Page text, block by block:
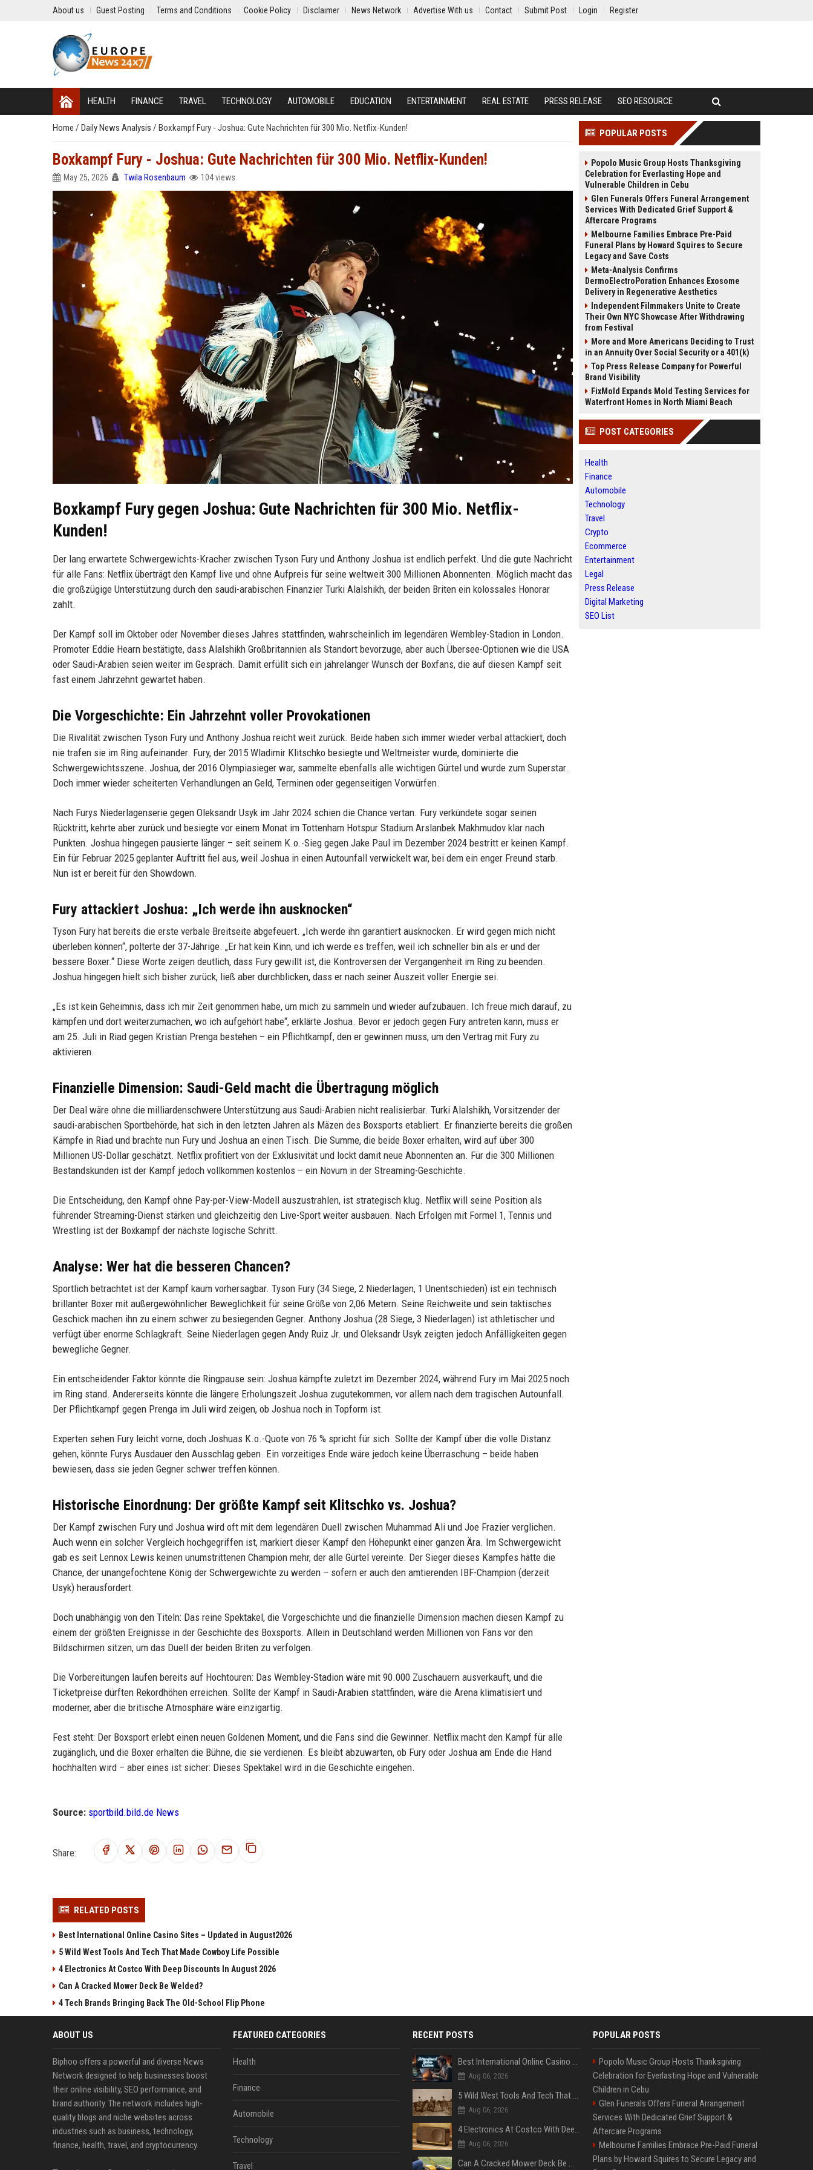
About us Guest Posting Terms and Conditions Cookie Policy Disclaimer News Network Advertise With us Contact Submit Post Login Register
HEALTH FINANCE TRAVEL TECHNOLOGY AUTOMOBILE EDUCATION ENTERTAINMENT REAL ESTATE PRESS RELEASE SEO RESOURCE
Home / Daily News Analysis / Boxkampf Fury - Joshua: Gute Nachrichten für 300 Mio. Netflix-Kunden!
Boxkampf Fury - Joshua: Gute Nachrichten für 300 Mio. Netflix-Kunden!
May 25, 2026 Twila Rosenbaum 104 views
Boxkampf Fury gegen Joshua: Gute Nachrichten für 300 Mio. Netflix-
Kunden!
Der lang erwartete Schwergewichts-Kracher zwischen Tyson Fury und Anthony Joshua ist endlich perfekt. Und die gute Nachricht
für alle Fans: Netflix überträgt den Kampf live und ohne Aufpreis für seine weltweit 300 Millionen Abonnenten. Möglich macht das
die großzügige Unterstützung durch den saudi-arabischen Finanzier Turki Alalshikh, der beiden Briten ein kolossales Honorar
zahlt.
Der Kampf soll im Oktober oder November dieses Jahres stattfinden, wahrscheinlich im legendären Wembley-Stadion in London.
Promoter Eddie Hearn bestätigte, dass Alalshikh Großbritannien als Standort bevorzuge, aber auch Übersee-Optionen wie die USA
oder Saudi-Arabien seien weiter im Gespräch. Damit erfüllt sich ein jahrelanger Wunsch der Boxfans, die auf diesen Kampf seit
fast einem Jahrzehnt gewartet haben.
Die Vorgeschichte: Ein Jahrzehnt voller Provokationen
Die Rivalität zwischen Tyson Fury und Anthony Joshua reicht weit zurück. Beide haben sich immer wieder verbal attackiert, doch
nie trafen sie im Ring aufeinander. Fury, der 2015 Wladimir Klitschko besiegte und Weltmeister wurde, dominierte die
Schwergewichtsszene. Joshua, der 2016 Olympiasieger war, sammelte ebenfalls alle wichtigen Gürtel und wurde zum Superstar.
Doch immer wieder scheiterten Verhandlungen an Geld, Terminen oder gegenseitigen Vorwürfen.
Nach Furys Niederlagenserie gegen Oleksandr Usyk im Jahr 2024 schien die Chance vertan. Fury verkündete sogar seinen
Rücktritt, kehrte aber zurück und besiegte vor einem Monat im Tottenham Hotspur Stadium Arslanbek Makhmudov klar nach
Punkten. Joshua hingegen pausierte länger – seit seinem K.o.-Sieg gegen Jake Paul im Dezember 2024 bestritt er keinen Kampf.
Ein für Februar 2025 geplanter Auftritt fiel aus, weil Joshua in einen Autounfall verwickelt war, bei dem ein enger Freund starb.
Nun ist er bereit für den Showdown.
Fury attackiert Joshua: „Ich werde ihn ausknocken“
Tyson Fury hat bereits die erste verbale Breitseite abgefeuert. „Ich werde ihn garantiert ausknocken. Er wird gegen mich nicht
überleben können“, polterte der 37-Jährige. „Er hat kein Kinn, und ich werde es treffen, weil ich schneller bin als er und der
bessere Boxer.“ Diese Worte zeigen deutlich, dass Fury gewillt ist, die Kontroversen der Vergangenheit im Ring zu beenden.
Joshua hingegen hielt sich bisher zurück, ließ aber durchblicken, dass er nach seiner Auszeit voller Energie sei.
„Es ist kein Geheimnis, dass ich mir Zeit genommen habe, um mich zu sammeln und wieder aufzubauen. Ich freue mich darauf, zu
kämpfen und dort weiterzumachen, wo ich aufgehört habe“, erklärte Joshua. Bevor er jedoch gegen Fury antreten kann, muss er
am 25. Juli in Riad gegen Kristian Prenga bestehen – ein Pflichtkampf, den er gewinnen muss, um den Vertrag mit Fury zu
aktivieren.
Finanzielle Dimension: Saudi-Geld macht die Übertragung möglich
Der Deal wäre ohne die milliardenschwere Unterstützung aus Saudi-Arabien nicht realisierbar. Turki Alalshikh, Vorsitzender der
saudi-arabischen Sportbehörde, hat sich in den letzten Jahren als Mäzen des Boxsports etabliert. Er finanzierte bereits die großen
Kämpfe in Riad und brachte nun Fury und Joshua an einen Tisch. Die Summe, die beide Boxer erhalten, wird auf über 300
Millionen US-Dollar geschätzt. Netflix profitiert von der Exklusivität und lockt damit neue Abonnenten an. Für die 300 Millionen
Bestandskunden ist der Kampf jedoch vollkommen kostenlos – ein Novum in der Streaming-Geschichte.
Die Entscheidung, den Kampf ohne Pay-per-View-Modell auszustrahlen, ist strategisch klug. Netflix will seine Position als
führender Streaming-Dienst stärken und gleichzeitig den Live-Sport weiter ausbauen. Nach Erfolgen mit Formel 1, Tennis und
Wrestling ist der Boxkampf der nächste logische Schritt.
Analyse: Wer hat die besseren Chancen?
Sportlich betrachtet ist der Kampf kaum vorhersagbar. Tyson Fury (34 Siege, 2 Niederlagen, 1 Unentschieden) ist ein technisch
brillanter Boxer mit außergewöhnlicher Beweglichkeit für seine Größe von 2,06 Metern. Seine Reichweite und sein taktisches
Geschick machen ihn zu einem schwer zu besiegenden Gegner. Anthony Joshua (28 Siege, 3 Niederlagen) ist athletischer und
verfügt über enorme Schlagkraft. Seine Niederlagen gegen Andy Ruiz Jr. und Oleksandr Usyk zeigten jedoch Anfälligkeiten gegen
bewegliche Gegner.
Ein entscheidender Faktor könnte die Ringpause sein: Joshua kämpfte zuletzt im Dezember 2024, während Fury im Mai 2025 noch
im Ring stand. Andererseits könnte die längere Erholungszeit Joshua zugutekommen, vor allem nach dem tragischen Autounfall.
Der Pflichtkampf gegen Prenga im Juli wird zeigen, ob Joshua noch in Topform ist.
Experten sehen Fury leicht vorne, doch Joshuas K.o.-Quote von 76 % spricht für sich. Sollte der Kampf über die volle Distanz
gehen, könnte Furys Ausdauer den Ausschlag geben. Ein vorzeitiges Ende wäre jedoch keine Überraschung – beide haben
bewiesen, dass sie jeden Gegner schwer treffen können.
Historische Einordnung: Der größte Kampf seit Klitschko vs. Joshua?
Der Kampf zwischen Fury und Joshua wird oft mit dem legendären Duell zwischen Muhammad Ali und Joe Frazier verglichen.
Auch wenn ein solcher Vergleich hochgegriffen ist, markiert dieser Kampf den Höhepunkt einer ganzen Ära. Im Schwergewicht
gab es seit Lennox Lewis keinen unumstrittenen Champion mehr, der alle Gürtel vereinte. Der Sieger dieses Kampfes hätte die
Chance, der unangefochtene König der Schwergewichte zu werden – sofern er auch den amtierenden IBF-Champion (derzeit
Usyk) herausfordert.
Doch unabhängig von den Titeln: Das reine Spektakel, die Vorgeschichte und die finanzielle Dimension machen diesen Kampf zu
einem der größten Ereignisse in der Geschichte des Boxsports. Allein in Deutschland werden Millionen von Fans vor den
Bildschirmen sitzen, um das Duell der beiden Briten zu verfolgen.
Die Vorbereitungen laufen bereits auf Hochtouren: Das Wembley-Stadion wäre mit 90.000 Zuschauern ausverkauft, und die
Ticketpreise dürften Rekordhöhen erreichen. Sollte der Kampf in Saudi-Arabien stattfinden, wäre die Arena klimatisiert und
moderner, aber die britische Atmosphäre wäre einzigartig.
Fest steht: Der Boxsport erlebt einen neuen Goldenen Moment, und die Fans sind die Gewinner. Netflix macht den Kampf für alle
zugänglich, und die Boxer erhalten die Bühne, die sie verdienen. Es bleibt abzuwarten, ob Fury oder Joshua am Ende die Hand
hochhalten wird – aber eines ist sicher: Dieses Spektakel wird in die Geschichte eingehen.
Source: sportbild.bild.de News
Share:
RELATED POSTS
Best International Online Casino Sites – Updated in August2026
5 Wild West Tools And Tech That Made Cowboy Life Possible
4 Electronics At Costco With Deep Discounts In August 2026
Can A Cracked Mower Deck Be Welded?
4 Tech Brands Bringing Back The Old-School Flip Phone
POPULAR POSTS
Popolo Music Group Hosts Thanksgiving
Celebration for Everlasting Hope and
Vulnerable Children in Cebu
Glen Funerals Offers Funeral Arrangement
Services With Dedicated Grief Support &
Aftercare Programs
Melbourne Families Embrace Pre-Paid
Funeral Plans by Howard Squires to Secure
Legacy and Save Costs
Meta-Analysis Confirms
DermoElectroPoration Enhances Exosome
Delivery in Regenerative Aesthetics
Independent Filmmakers Unite to Create
Their Own NYC Showcase After Withdrawing
from Festival
More and More Americans Deciding to Trust
in an Annuity Over Social Security or a 401(k)
Top Press Release Company for Powerful
Brand Visibility
FixMold Expands Mold Testing Services for
Waterfront Homes in North Miami Beach
POST CATEGORIES
Health
Finance
Automobile
Technology
Travel
Crypto
Ecommerce
Entertainment
Legal
Press Release
Digital Marketing
SEO List
ABOUT US
Biphoo offers a powerful and diverse News
Network designed to help businesses boost
their online visibility, SEO performance, and
brand authority. The network includes high-
quality blogs and niche websites across
industries such as business, technology,
finance, health, travel, and cryptocurrency.
FEATURED CATEGORIES
Health
Finance
Automobile
Technology
Travel
RECENT POSTS
Best International Online Casino Sites – Updated in August2026
Aug 06, 2026
5 Wild West Tools And Tech That Made Cowboy Life Possible
Aug 06, 2026
4 Electronics At Costco With Deep Discounts In August 2026
Aug 06, 2026
Can A Cracked Mower Deck Be Welded?
POPULAR POSTS
Popolo Music Group Hosts Thanksgiving
Celebration for Everlasting Hope and Vulnerable
Children in Cebu
Glen Funerals Offers Funeral Arrangement
Services With Dedicated Grief Support &
Aftercare Programs
Melbourne Families Embrace Pre-Paid Funeral
Plans by Howard Squires to Secure Legacy and